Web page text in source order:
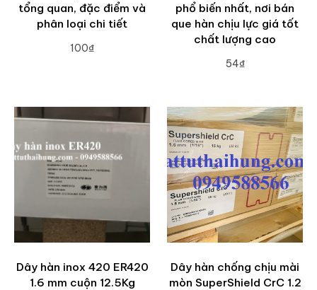
tổng quan, đặc điểm và
phân loại chi tiết
100₫
phổ biến nhất, nơi bán
que hàn chịu lực giá tốt
chất lượng cao
54₫
Dây hàn inox 420 ER420
1.6 mm cuộn 12.5Kg
Dây hàn chống chịu mài
mòn SuperShield CrC 1.2